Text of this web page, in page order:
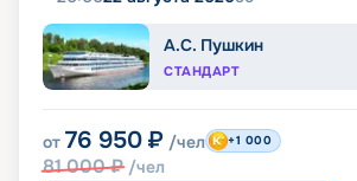
А.С. Пушкин
СТАНДАРТ
от 76 950 ₽ /чел
81 000₽ /чел
+1 000